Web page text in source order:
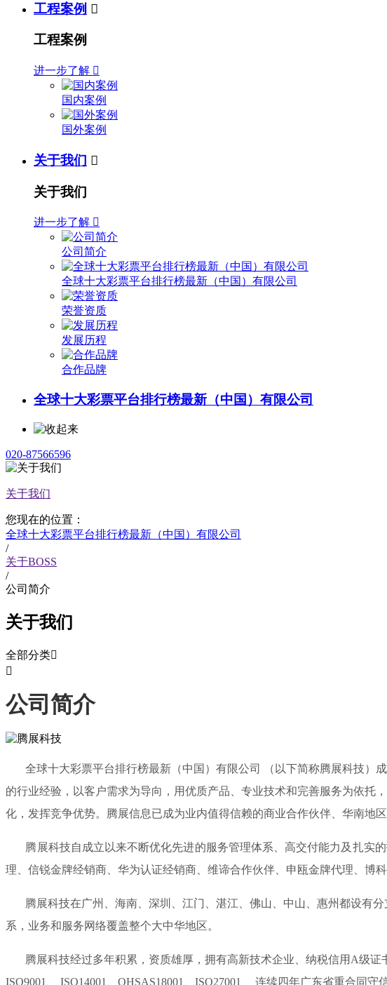
工程案例 
工程案例
进一步了解 
国内案例
国外案例
关于我们 
关于我们
进一步了解 
公司简介
全球十大彩票平台排行榜最新（中国）有限公司
荣誉资质
发展历程
合作品牌
全球十大彩票平台排行榜最新（中国）有限公司
020-87566596
关于我们
您现在的位置：
全球十大彩票平台排行榜最新（中国）有限公司
/
关于BOSS
/
公司简介
关于我们
全部分类

公司简介
全球十大彩票平台排行榜最新（中国）有限公司 （以下简称腾展科技）
的行业经验，以客户需求为导向，用优质产品、专业技术和完善服务为依
化，发挥竞争优势。腾展信息已成为业内值得信赖的商业合作伙伴、华南地
腾展科技自成立以来不断优化先进的服务管理体系、高交付能力及扎实
理、信锐金牌经销商、华为认证经销商、维谛合作伙伴、申瓯金牌代理、博科
腾展科技在广州、海南、深圳、江门、湛江、佛山、中山、惠州都设有分
系，业务和服务网络覆盖整个大中华地区。
腾展科技经过多年积累，资质雄厚，拥有高新技术企业、纳税信用A级证
ISO9001、 ISO14001、OHSAS18001、ISO27001、 连续四年广东省重合同